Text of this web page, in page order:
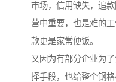
市场，信用缺失，追
营中重要，也是难的
款更是家常便饭。
又因为有部分企业为
择手段，也给整个钢